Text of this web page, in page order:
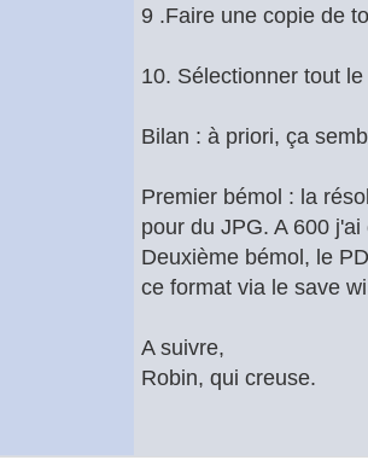
9 .Faire une copie de
10. Sélectionner tout
Bilan : à priori, ça
Premier bémol : la
pour du JPG. A 600
Deuxième bémol, le
ce format via le save
A suivre,
Robin, qui creuse.